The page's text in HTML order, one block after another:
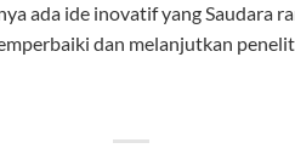
ada ide inovatif yang Saudara
dan melanjutkan